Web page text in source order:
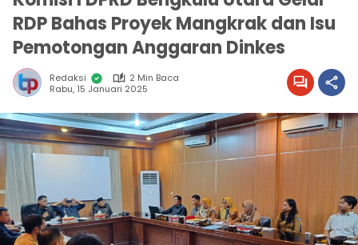
RDP Bahas Proyek Mangkrak dan Isu
Pemotongan Anggaran Dinkes
Redaksi
2 Min Baca
Rabu, 15 Januari 2025